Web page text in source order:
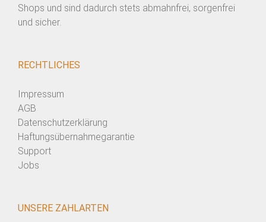
Shops und sind dadurch stets abmahnfrei, sorgenfrei
und sicher.
RECHTLICHES
Impressum
AGB
Datenschutzerklärung
Haftungsübernahmegarantie
Support
Jobs
UNSERE ZAHLARTEN